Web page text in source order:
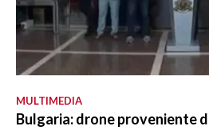
MULTIMEDIA
Bulgaria: drone proveniente